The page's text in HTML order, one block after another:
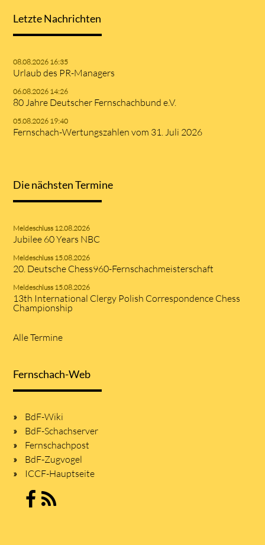
Letzte Nachrichten
08.08.2026 16:35
Urlaub des PR-Managers
06.08.2026 14:26
80 Jahre Deutscher Fernschachbund e.V.
05.08.2026 19:40
Fernschach-Wertungszahlen vom 31. Juli 2026
Die nächsten Termine
Meldeschluss 12.08.2026
Jubilee 60 Years NBC
Meldeschluss 15.08.2026
20. Deutsche Chess960-Fernschachmeisterschaft
Meldeschluss 15.08.2026
13th International Clergy Polish Correspondence Chess
Championship
Alle Termine
Fernschach-Web
BdF-Wiki
BdF-Schachserver
Fernschachpost
BdF-Zugvogel
ICCF-Hauptseite